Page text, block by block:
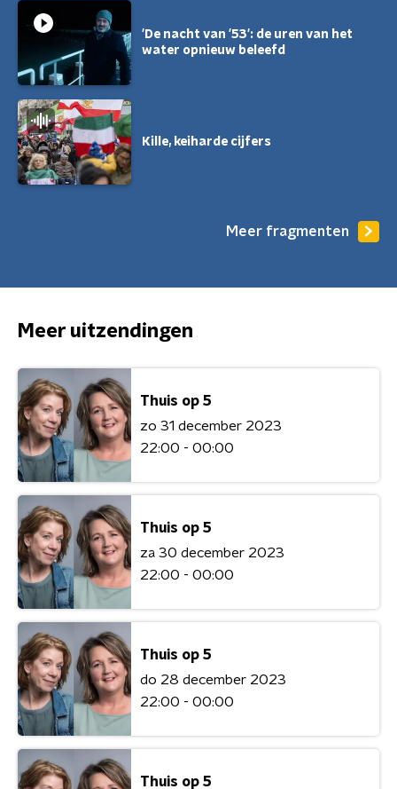
'De nacht van '53': de uren van het
water opnieuw beleefd
Kille, keiharde cijfers
Meer fragmenten
Meer uitzendingen
Thuis op 5
zo 31 december 2023
22:00 - 00:00
Thuis op 5
za 30 december 2023
22:00 - 00:00
Thuis op 5
do 28 december 2023
22:00 - 00:00
Thuis op 5